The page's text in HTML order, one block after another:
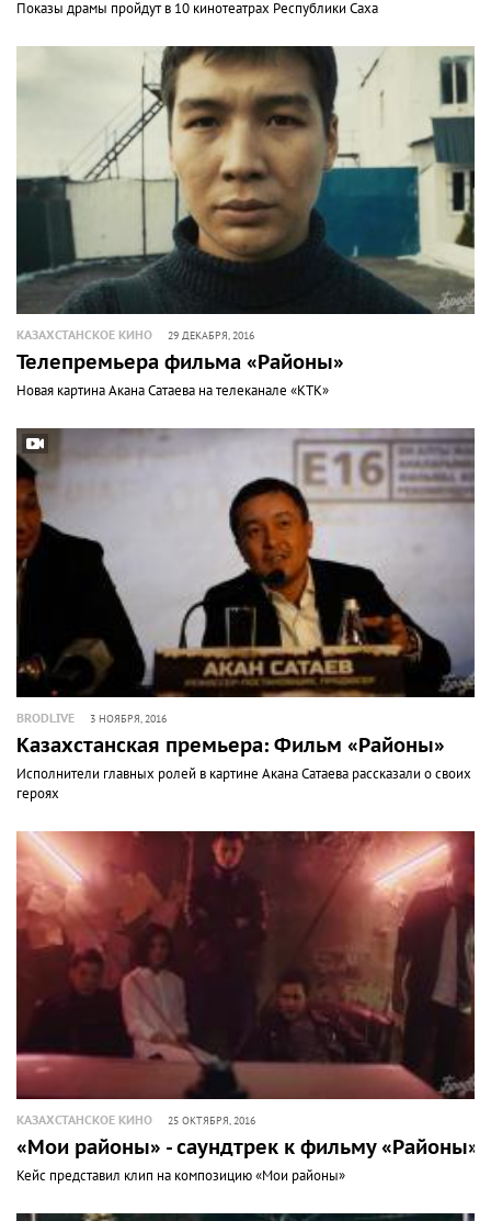
Показы драмы пройдут в 10 кинотеатрах Республики Саха
КАЗАХСТАНСКОЕ КИНО 29 ДЕКАБРЯ, 2016
Телепремьера фильма «Районы»
Новая картина Акана Сатаева на телеканале «КТК»
BRODLIVE 3 НОЯБРЯ, 2016
Казахстанская премьера: Фильм «Районы»
Исполнители главных ролей в картине Акана Сатаева рассказали о своих
героях
КАЗАХСТАНСКОЕ КИНО 25 ОКТЯБРЯ, 2016
«Мои районы» - саундтрек к фильму «Районы»
Кейс представил клип на композицию «Мои районы»